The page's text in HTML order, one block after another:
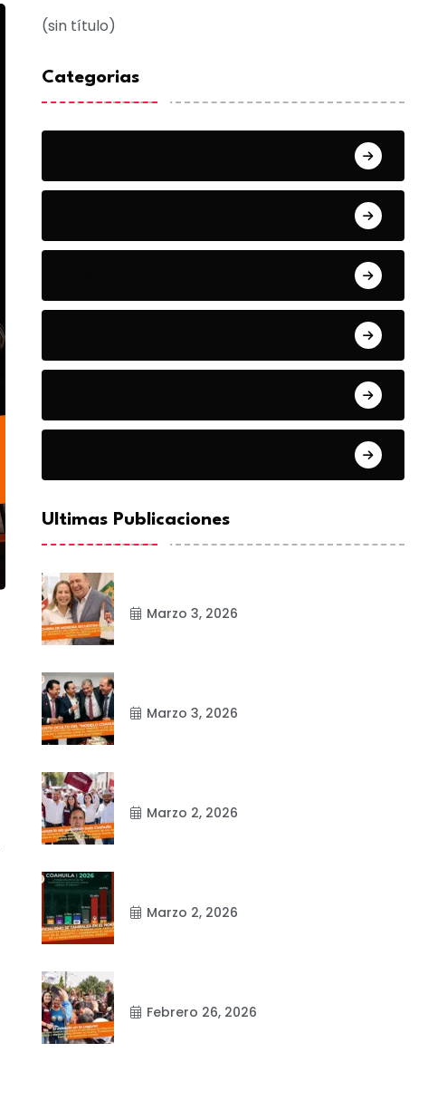
(sin título)
Categorias
Ultimas Publicaciones
Marzo 3, 2026
Marzo 3, 2026
Marzo 2, 2026
Marzo 2, 2026
Febrero 26, 2026